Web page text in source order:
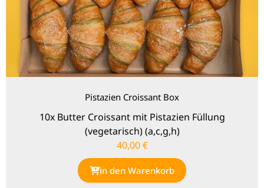
Pistazien Croissant Box
10x Butter Croissant mit Pistazien Füllung
(vegetarisch) (a,c,g,h)
40,00€
in den Warenkorb